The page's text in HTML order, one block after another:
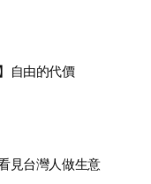
自由的代價
見台灣人做生意